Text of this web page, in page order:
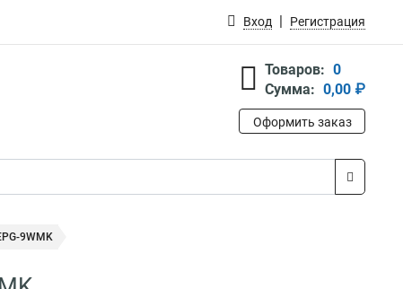
Вход Регистрация
Товаров: 0
Сумма: 0,00 ₽
Оформить заказ
9WMK